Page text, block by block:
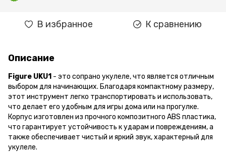
В избранное К сравнению
Описание
Figure UKU1 - это сопрано укулеле, что является отличным
выбором для начинающих. Благодаря компактному размеру,
этот инструмент легко транспортировать и использовать,
что делает его удобным для игры дома или на прогулке.
Корпус изготовлен из прочного композитного ABS пластика,
что гарантирует устойчивость к ударам и повреждениям, а
также обеспечивает чистый и яркий звук, характерный для
укулеле.